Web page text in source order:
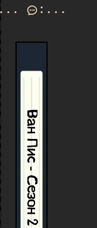
: ...
Ван Пис - Сезон 2